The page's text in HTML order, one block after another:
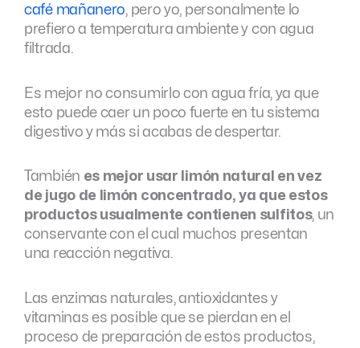
café mañanero, pero yo, personalmente lo
prefiero a temperatura ambiente y con agua
filtrada.
Es mejor no consumirlo con agua fría, ya que
esto puede caer un poco fuerte en tu sistema
digestivo y más si acabas de despertar.
También es mejor usar limón natural en vez
de jugo de limón concentrado, ya que estos
productos usualmente contienen sulfitos, un
conservante con el cual muchos presentan
una reacción negativa.
Las enzimas naturales, antioxidantes y
vitaminas es posible que se pierdan en el
proceso de preparación de estos productos,